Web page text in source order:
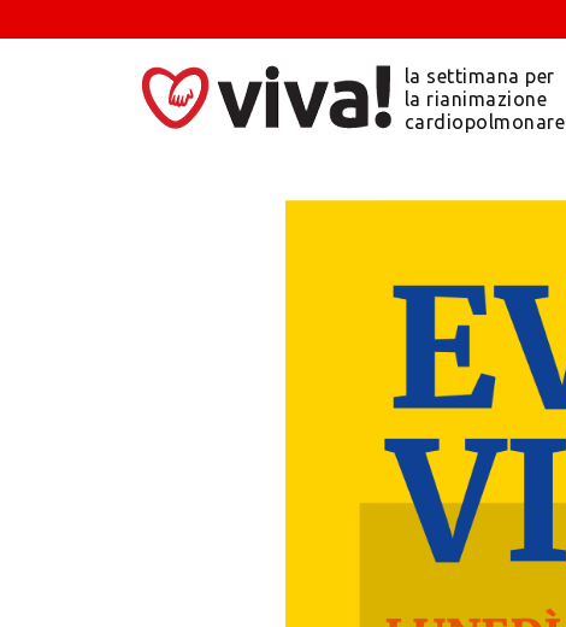
la settimana per
la rianimazione
cardiopolmonare